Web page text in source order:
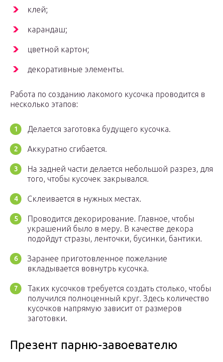
клей;
карандаш;
цветной картон;
декоративные элементы.
Работа по созданию лакомого кусочка проводится в
несколько этапов:
Делается заготовка будущего кусочка.
Аккуратно сгибается.
На задней части делается небольшой разрез, для
того, чтобы кусочек закрывался.
Склеивается в нужных местах.
Проводится декорирование. Главное, чтобы
украшений было в меру. В качестве декора
подойдут стразы, ленточки, бусинки, бантики.
Заранее приготовленное пожелание
вкладывается вовнутрь кусочка.
Таких кусочков требуется создать столько, чтобы
получился полноценный круг. Здесь количество
кусочков напрямую зависит от размеров
заготовки.
Презент парню-завоевателю